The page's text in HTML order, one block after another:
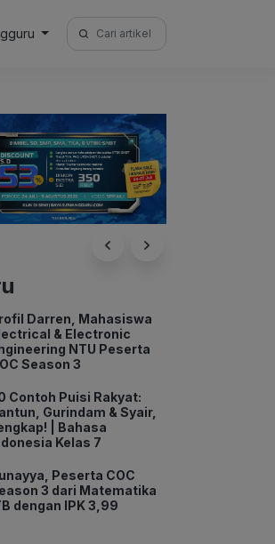
Search
for:
Darren, Mahasiswa
& Electronic
NTU Peserta
Season 3
Contoh Puisi Rakyat:
Gurindam & Syair,
| Bahasa
Kelas 7
Peserta COC
3 dari Matematika
dengan IPK 3,99